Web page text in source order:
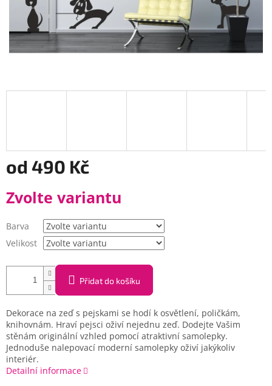
od 490 Kč
cena:
Zvolte variantu
Barva
Velikost
Přidat do košíku
Dekorace na zeď s pejskami se hodí k osvětlení, poličkám,
knihovnám. Hraví pejsci oživí nejednu zeď. Dodejte Vašim
stěnám originální vzhled pomocí atraktivní samolepky.
Jednoduše nalepovací moderní samolepky oživí jakýkoliv
interiér.
Detailní informace